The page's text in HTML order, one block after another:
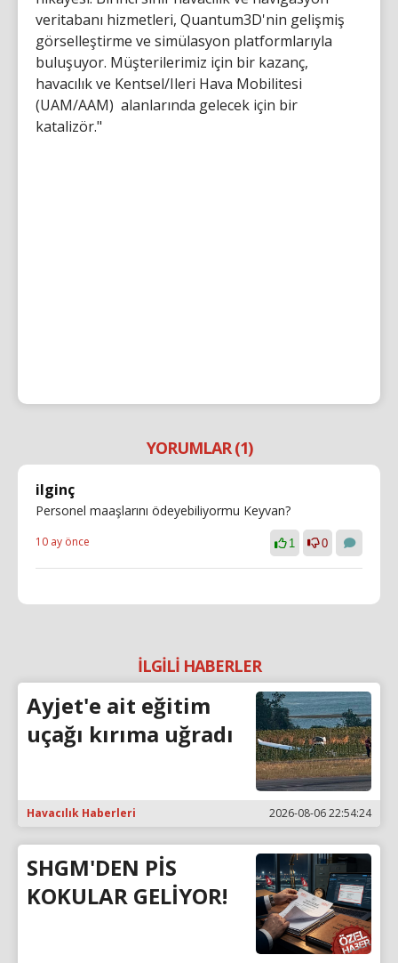
veritabanı hizmetleri, Quantum3D'nin gelişmiş
görselleştirme ve simülasyon platformlarıyla
buluşuyor. Müşterilerimiz için bir kazanç,
havacılık ve Kentsel/Ileri Hava Mobilitesi
(UAM/AAM) alanlarında gelecek için bir
katalizör."
YORUMLAR (1)
ilginç
Personel maaşlarını ödeyebiliyormu Keyvan?
10 ay önce 1 0
İLGİLİ HABERLER
Ayjet'e ait eğitim
uçağı kırıma uğradı
Havacılık Haberleri 2026-08-06 22:54:24
SHGM'DEN PİS
KOKULAR GELİYOR!